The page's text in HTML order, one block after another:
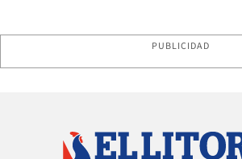
PUBLICIDAD